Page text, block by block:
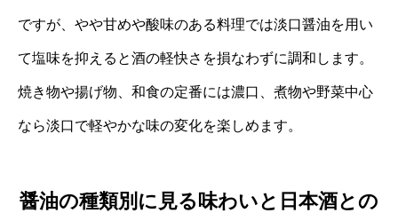
ですが、やや甘めや酸味のある料理では淡口醤油を用い
て塩味を抑えると酒の軽快さを損なわずに調和します。
焼き物や揚げ物、和食の定番には濃口、煮物や野菜中心
なら淡口で軽やかな味の変化を楽しめます。
醤油の種類別に見る味わいと日本酒との